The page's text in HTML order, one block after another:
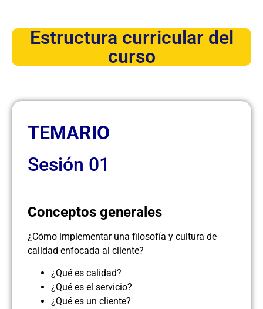
Estructura curricular del
curso
TEMARIO
Sesión 01
Conceptos generales
¿Cómo implementar una filosofía y cultura de
calidad enfocada al cliente?
¿Qué es calidad?
¿Qué es el servicio?
¿Qué es un cliente?